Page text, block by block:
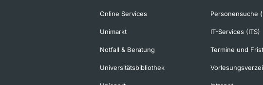
Online Services Personensuche
Unimarkt IT-Services (ITS)
Notfall & Beratung Termine und
Universitätsbibliothek